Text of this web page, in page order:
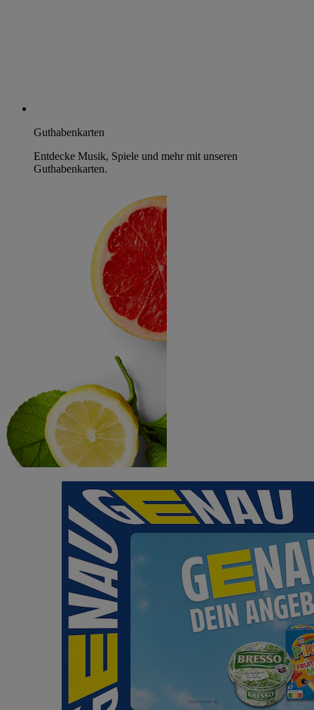
Guthabenkarten
Entdecke Musik, Spiele und mehr mit unseren
Guthabenkarten.